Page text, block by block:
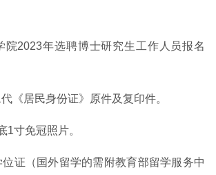
院2023年选聘博士研究生工作人员报名
《居民身份证》原件及复印件。
1寸免冠照片。
位证（国外留学的需附教育部留学服务中